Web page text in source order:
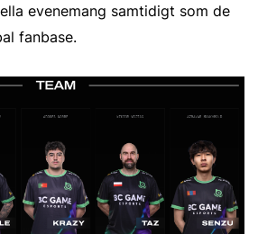
evenemang samtidigt som de
fanbase.